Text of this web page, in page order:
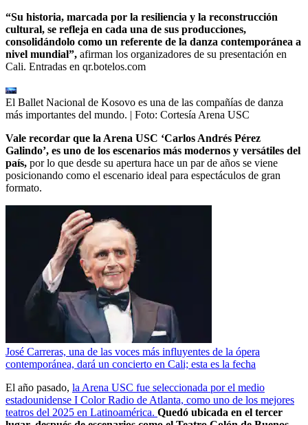
“Su historia, marcada por la resiliencia y la reconstrucción
cultural, se refleja en cada una de sus producciones,
consolidándolo como un referente de la danza contemporánea a
nivel mundial”, afirman los organizadores de su presentación en
Cali. Entradas en qr.botelos.com
El Ballet Nacional de Kosovo es una de las compañías de danza
más importantes del mundo. | Foto: Cortesía Arena USC
Vale recordar que la Arena USC ‘Carlos Andrés Pérez
Galindo’, es uno de los escenarios más modernos y versátiles del
país, por lo que desde su apertura hace un par de años se viene
posicionando como el escenario ideal para espectáculos de gran
formato.
José Carreras, una de las voces más influyentes de la ópera
contemporánea, dará un concierto en Cali; esta es la fecha
El año pasado, la Arena USC fue seleccionada por el medio
estadounidense I Color Radio de Atlanta, como uno de los mejores
teatros del 2025 en Latinoamérica. Quedó ubicada en el tercer